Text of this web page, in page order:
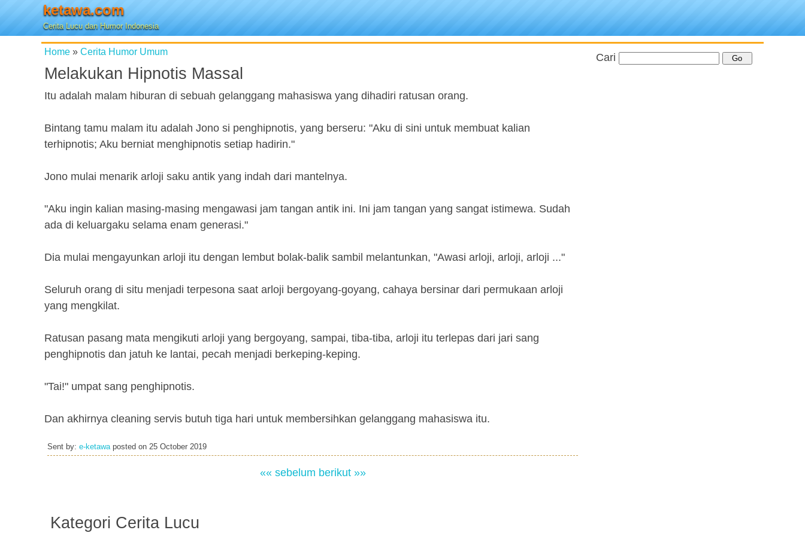
ketawa.com
Cerita Lucu dan Humor Indonesia
Home » Cerita Humor Umum
Melakukan Hipnotis Massal
Itu adalah malam hiburan di sebuah gelanggang mahasiswa yang dihadiri ratusan orang.
Bintang tamu malam itu adalah Jono si penghipnotis, yang berseru: "Aku di sini untuk membuat kalian
terhipnotis; Aku berniat menghipnotis setiap hadirin."
Jono mulai menarik arloji saku antik yang indah dari mantelnya.
"Aku ingin kalian masing-masing mengawasi jam tangan antik ini. Ini jam tangan yang sangat istimewa. Sudah
ada di keluargaku selama enam generasi."
Dia mulai mengayunkan arloji itu dengan lembut bolak-balik sambil melantunkan, "Awasi arloji, arloji, arloji ..."
Seluruh orang di situ menjadi terpesona saat arloji bergoyang-goyang, cahaya bersinar dari permukaan arloji
yang mengkilat.
Ratusan pasang mata mengikuti arloji yang bergoyang, sampai, tiba-tiba, arloji itu terlepas dari jari sang
penghipnotis dan jatuh ke lantai, pecah menjadi berkeping-keping.
"Tai!" umpat sang penghipnotis.
Dan akhirnya cleaning servis butuh tiga hari untuk membersihkan gelanggang mahasiswa itu.
Sent by: e-ketawaposted on 25 October 2019
«« sebelum berikut »»
Cari
Kategori Cerita Lucu